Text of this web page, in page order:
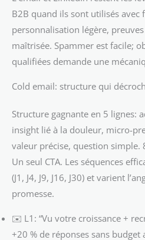
B2B quand ils sont utilisés avec
personnalisation légère,
maîtrisée. Spammer est facile;
qualifiées demande une
Cold email: structure qui
Structure gagnante en 5 lignes:
insight lié à la douleur, micro-
valeur précise, question simple.
Un seul CTA. Les séquences
(J1, J4, J9, J16, J30) et varient
promesse.
✉️ L1: “Vu votre croissance +
+20 % de réponses sans budget